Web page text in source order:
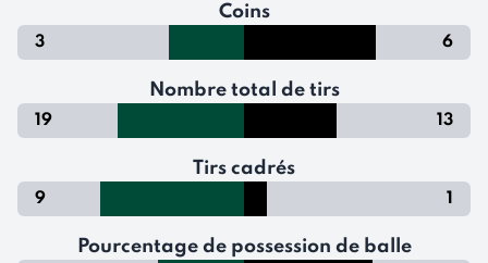
Coins
3 6
Nombre total de tirs
19 13
Tirs cadrés
9 1
Pourcentage de possession de balle